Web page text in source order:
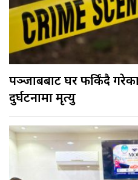
पञ्जाबबाट घर फर्किंदै
दुर्घटनामा मृत्यु